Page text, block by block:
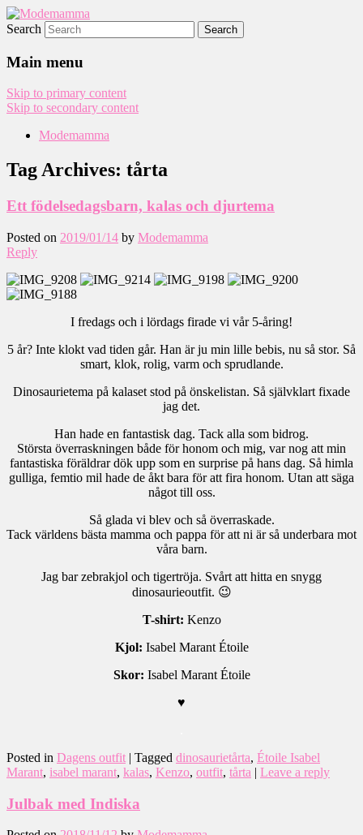
Modemamma
Search
Main menu
Skip to primary content
Skip to secondary content
Modemamma
Tag Archives: tårta
Ett födelsedagsbarn, kalas och djurtema
Posted on 2019/01/14 by Modemamma
Reply
I fredags och i lördags firade vi vår 5-åring!
5 år? Inte klokt vad tiden går. Han är ju min lille bebis, nu så stor. Så
smart, klok, rolig, varm och sprudlande.
Dinosaurietema på kalaset stod på önskelistan. Så självklart fixade
jag det.
Han hade en fantastisk dag. Tack alla som bidrog.
Största överraskningen både för honom och mig, var nog att min
fantastiska föräldrar dök upp som en surprise på hans dag. Så himla
gulliga, femtio mil hade de åkt bara för att fira honom. Utan att säga
något till oss.
Så glada vi blev och så överraskade.
Tack världens bästa mamma och pappa för att ni är så underbara mot
våra barn.
Jag bar zebrakjol och tigertröja. Svårt att hitta en snygg
dinosaurieoutfit. 😉
T-shirt: Kenzo
Kjol: Isabel Marant Étoile
Skor: Isabel Marant Étoile
♥
Posted in Dagens outfit | Tagged dinosaurietårta, Étoile Isabel
Marant, isabel marant, kalas, Kenzo, outfit, tårta | Leave a reply
Julbak med Indiska